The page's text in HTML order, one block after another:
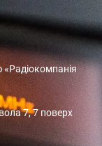
7, 7 поверх